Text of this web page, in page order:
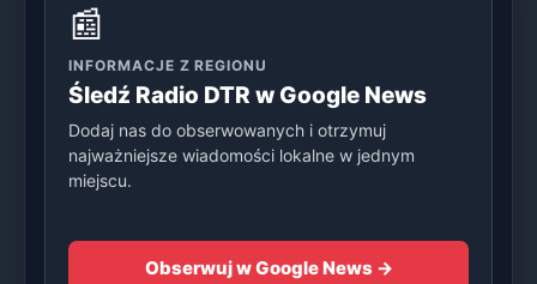
📰
INFORMACJE Z REGIONU
Śledź Radio DTR w Google News
Dodaj nas do obserwowanych i otrzymuj
najważniejsze wiadomości lokalne w jednym
miejscu.
Obserwuj w Google News →